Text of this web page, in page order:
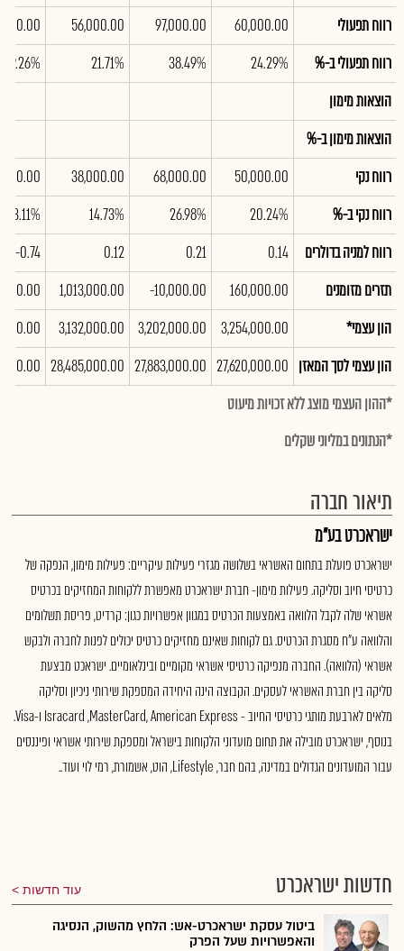
רווח תפעולי
60,000.00
97,000.00
56,000.00
רווח תפעולי ב-%
24.29%
38.49%
21.71%
-69.26%
הוצאות מימון
הוצאות מימון ב-%
רווח נקי
50,000.00
68,000.00
38,000.00
רווח נקי ב-%
20.24%
26.98%
14.73%
-63.11%
רווח למניה בדולרים
0.14
0.21
0.12
-0.74
תזרים מזומנים
160,000.00
-10,000.00
1,013,000.00
הון עצמי*
3,254,000.00
3,202,000.00
3,132,000.00
הון עצמי לסך המאזן 27,620,000.00
27,883,000.00
28,485,000.00
*ההון העצמי מוצג ללא זכויות מיעוט
*הנתונים במליוני שקלים
תיאור חברה
ישראכרט בע"מ
ישראכרט פועלת בתחום האשראי בשלושה מגזרי פעילות עיקריים: פעילות מימון, הנפקה של
כרטיסי חיוב וסליקה. פעילות מימון- חברת ישראכרט מאפשרת ללקוחות המחזיקים בכרטיס
אשראי שלה לקבל הלוואה באמצעות הכרטיס במגוון אפשרויות כגון: קרדיט, פריסת תשלומים
והלוואה ע"ח מסגרת הכרטיס. גם לקוחות שאינם מחזיקים כרטיס יכולים לפנות לחברה ולבקש
אשראי (הלוואה). החברה מנפיקה כרטיסי אשראי מקומיים ובינלאומיים. ישראכט מבצעת
סליקה בין חברת האשראי לעסקים. הקבוצה הינה היחידה המספקת שירותי ניכיון וסליקה
מלאים לארבעת מותגי כרטיסי החיוב - Isracard ,MasterCard, American Express ו-Visa.
בנוסף, ישראכרט מובילה את תחום מועדוני הלקוחות בישראל ומספקת שירותי אשראי ופיננסים
עבור המועדונים הגדולים במדינה, בהם חבר, Lifestyle, הוט, אשמורת, רמי לוי ועוד..
חדשות ישראכרט עוד חדשות
ביטול עסקת ישראכרט-אש: הלחץ מהשוק, הנסיגה
והאפשרויות שעל הפרק